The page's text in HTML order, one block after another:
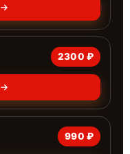
2300 ₽
990 ₽